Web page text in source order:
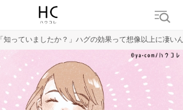
「知っていましたか？」ハグの効果って想像以上に凄い